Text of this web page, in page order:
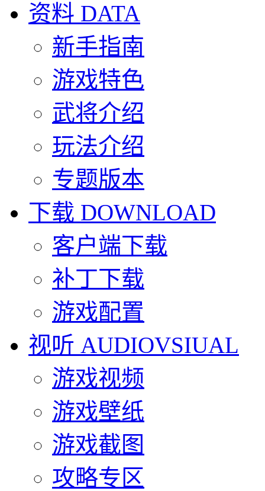
资料 DATA
新手指南
游戏特色
武将介绍
玩法介绍
专题版本
下载 DOWNLOAD
客户端下载
补丁下载
游戏配置
视听 AUDIOVSIUAL
游戏视频
游戏壁纸
游戏截图
攻略专区